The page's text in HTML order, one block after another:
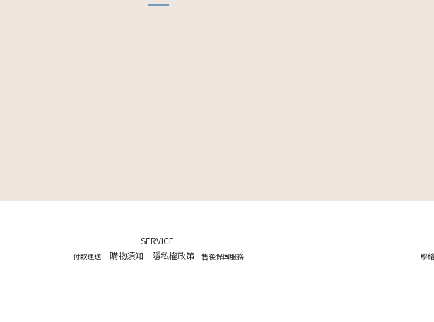
SERVICE
付款運送 購物須知 隱私權政策 售後保固服務
聯